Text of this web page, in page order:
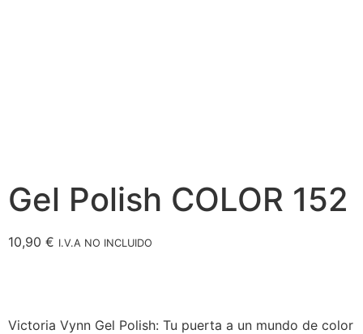
Gel Polish COLOR 152
10,90 € I.V.A NO INCLUIDO
Victoria Vynn Gel Polish: Tu puerta a un mundo de color